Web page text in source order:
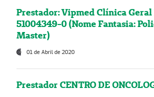
Prestador: Vipmed Clínica Geral
51004349-0 (Nome Fantasia:
Master)
01 de Abril de 2020
Prestador CENTRO DE